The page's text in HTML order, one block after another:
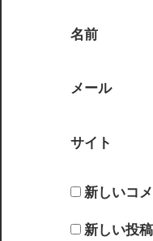
名前
メール
サイト
新しいコ
新しい投